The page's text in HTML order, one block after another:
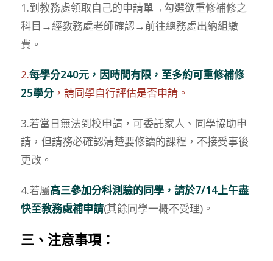
1.到教務處領取自己的申請單→勾選欲重修補修之
科目→經教務處老師確認→前往總務處出納組繳
費。
2.每學分240元，因時間有限，至多約可重修補修
25學分，請同學自行評估是否申請。
3.若當日無法到校申請，可委託家人、同學協助申
請，但請務必確認清楚要修讀的課程，不接受事後
更改。
4.若屬高三參加分科測驗的同學，請於7/14上午盡
快至教務處補申請(其餘同學一概不受理)。
三、注意事項：